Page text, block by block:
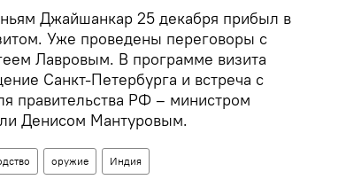
Джайшанкар 25 декабря прибыл в
Уже проведены переговоры с
Лавровым. В программе визита
Санкт-Петербурга и встреча с
правительства РФ – министром
Денисом Мантуровым.
оружие Индия